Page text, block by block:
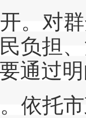
。对
负担
通过
依托